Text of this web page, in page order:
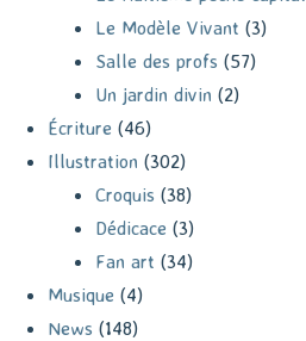
Le Modèle Vivant (3)
Salle des profs (57)
Un jardin divin (2)
Écriture (46)
Illustration (302)
Croquis (38)
Dédicace (3)
Fan art (34)
Musique (4)
News (148)